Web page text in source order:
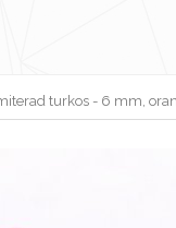
turkos - 6 mm,